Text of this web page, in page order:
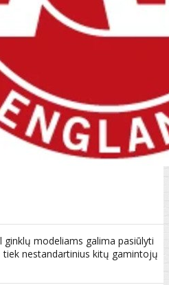
ginklų modeliams galima pasiūlyti
nestandartinius kitų gamintojų